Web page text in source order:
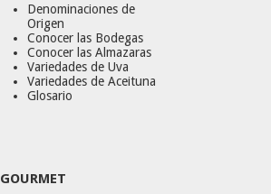
Denominaciones de
Origen
Conocer las Bodegas
Conocer las Almazaras
Variedades de Uva
Variedades de Aceituna
Glosario
GOURMET